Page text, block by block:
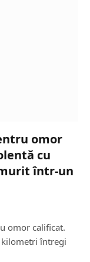
omor
cu
într-un
omor calificat.
întregi